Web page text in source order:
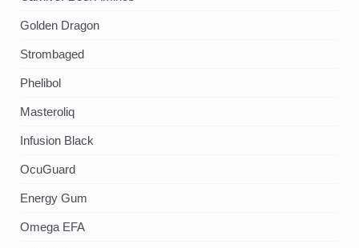
Golden Dragon
Strombaged
Phelibol
Masteroliq
Infusion Black
OcuGuard
Energy Gum
Omega EFA